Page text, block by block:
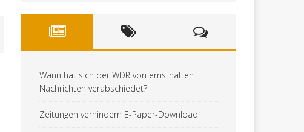
Wann hat sich der WDR von ernsthaften
Nachrichten verabschiedet?
Zeitungen verhindern E-Paper-Download